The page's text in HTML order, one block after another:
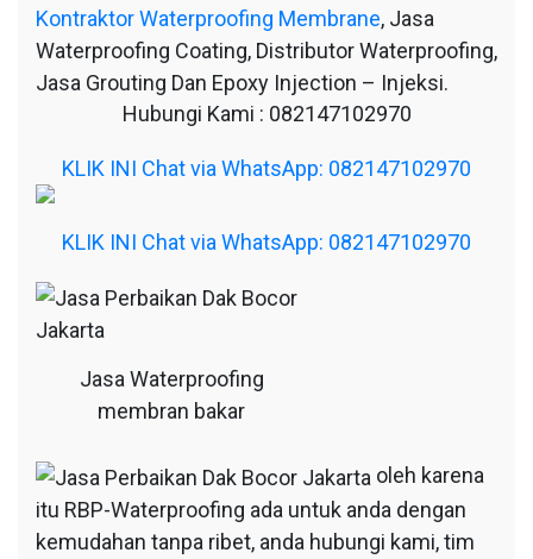
Kontraktor Waterproofing Membrane, Jasa
Waterproofing Coating, Distributor Waterproofing,
Jasa Grouting Dan Epoxy Injection – Injeksi.
Hubungi Kami : 082147102970
KLIK INI Chat via WhatsApp: 082147102970
KLIK INI Chat via WhatsApp: 082147102970
Jasa Waterproofing
membran bakar
oleh karena
itu RBP-Waterproofing ada untuk anda dengan
kemudahan tanpa ribet, anda hubungi kami, tim